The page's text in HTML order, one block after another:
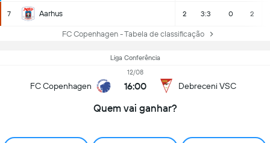
7 Aarhus 2 3:3 0 2
FC Copenhagen - Tabela de classificação
Liga Conferência
FC Copenhagen
12/08
16:00 Debreceni VSC
Quem vai ganhar?